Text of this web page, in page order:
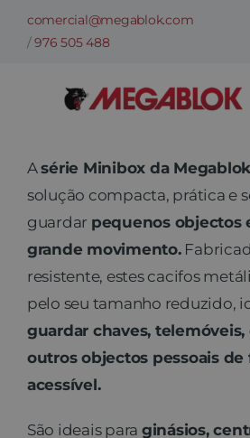
Skipcomercial@megablok.com
/976 505 488
Categorias
Setores
Informações técnicas
Asérie Minibox da Megablok
solução compacta, prática e
guardar pequenos objectos
grande movimento.
resistente, estes cacifos
pelo seu tamanho reduzido,
guardar chaves, telemóveis,
outros objectos pessoais de
acessível.
São ideais para ginásios,